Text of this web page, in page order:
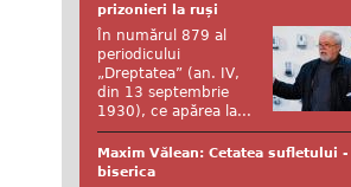
prizonieri la ruși
În numărul 879 al
periodicului
„Dreptatea” (an. IV,
din 13 septembrie
1930), ce apărea la...
Maxim Vălean: Cetatea sufletului -
biserica